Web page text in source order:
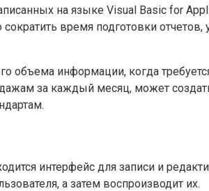
на языке Visual Basic for
время подготовки
объема информации, когда
за каждый месяц, может
интерфейс для записи и
а затем воспроизводит их.